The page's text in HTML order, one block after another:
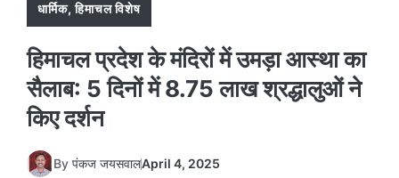
धार्मिक,हिमाचल विशेष
हिमाचल प्रदेश के मंदिरों में उमड़ा आस्था का
सैलाब: 5 दिनों में 8.75 लाख श्रद्धालुओं ने
किए दर्शन
By पंकज जयसवालApril 4, 2025